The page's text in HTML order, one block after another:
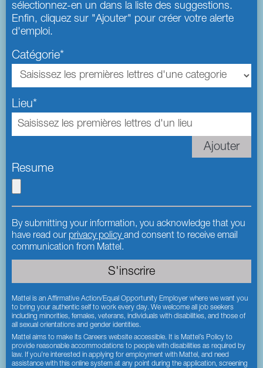
sélectionnez-en un dans la liste des suggestions.
Enfin, cliquez sur "Ajouter" pour créer votre alerte
d'emploi.
Catégorie*
Lieu*
Ajouter
Resume
By submitting your information, you acknowledge that you
have read our privacy policy(this content opens in new
and consent to receive email
communication from Mattel.
S'inscrire
Mattel is an Affirmative Action/Equal Opportunity Employer where we want you
to bring your authentic self to work every day. We welcome all job seekers
including minorities, females, veterans, individuals with disabilities, and those of
all sexual orientations and gender identities.
Mattel aims to make its Careers website accessible. It is Mattel’s Policy to
provide reasonable accommodations to people with disabilities as required by
law. If you’re interested in applying for employment with Mattel, and need
assistance with this online system at any point during the application, screening